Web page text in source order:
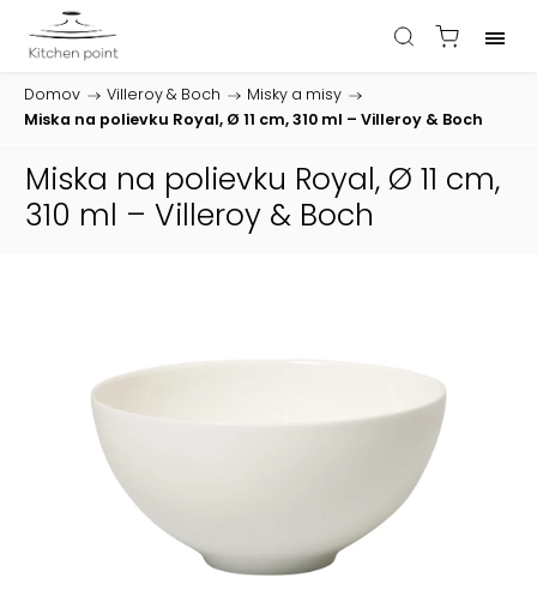
Domov / Villeroy & Boch / Misky a misy /
Miska na polievku Royal, Ø 11 cm, 310 ml – Villeroy & Boch
Miska na polievku Royal, Ø 11 cm,
310 ml – Villeroy & Boch